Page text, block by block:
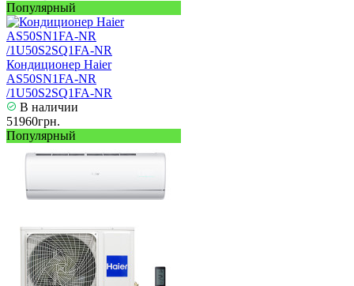
Популярный
Кондиционер Haier
AS50SN1FA-NR
/1U50S2SQ1FA-NR
В наличии
51960грн.
Популярный